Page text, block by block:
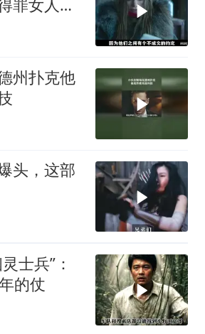
罪女人，
州扑克他
头，这部
士兵”：
的仗